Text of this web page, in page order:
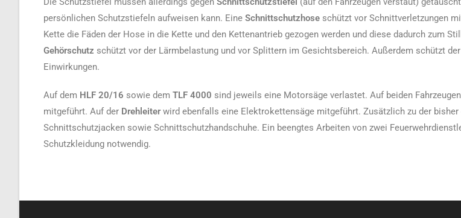
persönlichen Schutzstiefeln aufweisen kann. Eine Schnittschutzhose schützt vor Schnittverletzungen
Kette die Fäden der Hose in die Kette und den Kettenantrieb gezogen werden und diese dadurch zum
Gehörschutz schützt vor der Lärmbelastung und vor Splittern im Gesichtsbereich. Außerdem schützt
Einwirkungen.
Auf dem HLF 20/16 sowie dem TLF 4000 sind jeweils eine Motorsäge verlastet. Auf beiden
mitgeführt. Auf der Drehleiterwird ebenfalls eine Elektrokettensäge mitgeführt. Zusätzlich zu der
Schnittschutzjacken sowie Schnittschutzhandschuhe. Ein beengtes Arbeiten von zwei
Schutzkleidung notwendig.